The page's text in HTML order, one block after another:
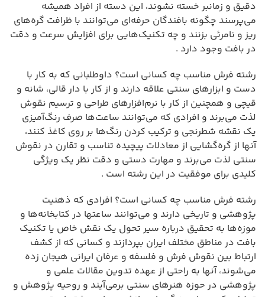
دقیق و زمانبر خسته نشوند، این دسته از افراد همیشه
می‌پرسند چگونه بافندگان حرفه‌ای می‌توانند با ظرافت گره‌های
ریز و نامرئی بزنند و چه تکنیک‌هایی برای افزایش سرعت و دقت
در بافت وجود دارد .
رشته فرش مناسب چه کسانی است؟ داوطلبانی که به کار با
دست و ابزارهای سنتی علاقه دارند و از کار با دار قالی، شانه و
قیچی و همچنین از کار با نرم‌افزارهای طراحی و ترسیم نقوش
لذت می‌برند و افرادی که می‌توانند ساعت‌ها صرف رنگ‌آمیزی
یک نقشه شطرنجی و ترکیب کردن رنگ‌ها بر روی کاغذ کنند،
آنها از گره‌گشایی از معادلات پیچیده تناسب و تقارن در نقوش
سنتی لذت می‌برند و مهارت دستی و دقت نظر یک ویژگی
کلیدی برای موفقیت در این رشته است .
رشته فرش مناسب چه کسانی است؟ افرادی که ذهنیت
پژوهشی و تاریخی دارند و می‌توانند ساعتها در کتابخانه‌ها و
موزه‌ها به تحقیق درباره سیر تحول یک نقش خاص یا تکنیک
بافت در مناطق مختلف ایران بپردازند و کسانی که از کشف
ارتباط بین نقوش فرش و فلسفه و عرفان ایرانی هیجان زده
می‌شوند، آنها به راحتی از عهده تدوین مقالات علمی و
پژوهشی در حوزه هنرهای سنتی برمی‌آیند و روحیه پژوهش و